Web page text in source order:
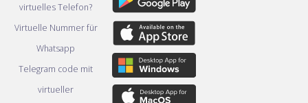
virtuelles Telefon?
Virtuelle Nummer für
Whatsapp
Telegram code mit
virtueller